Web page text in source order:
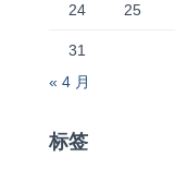
24 25
31
« 4 月
标签